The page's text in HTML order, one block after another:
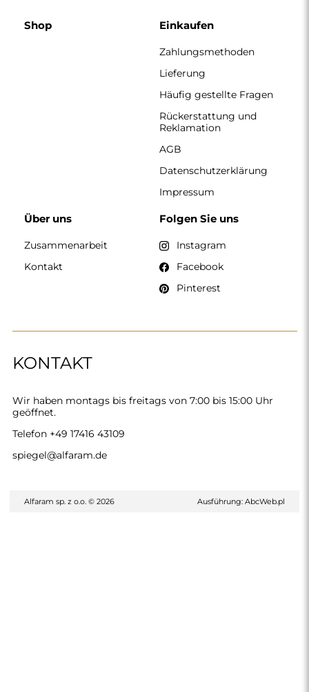
KONTAKT
Wir haben montags bis freitags von 7:00 bis 15:00 Uhr
geöffnet.
Telefon +49 17416 43109
spiegel@alfaram.de
Shop Einkaufen
Zahlungsmethoden
Lieferung
Häufig gestellte Fragen
Rückerstattung und
Reklamation
AGB
Datenschutzerklärung
Impressum
Über uns
Zusammenarbeit
Kontakt
Folgen Sie uns
Instagram
Facebook
Pinterest
Alfaram sp. z o.o. © 2026 Ausführung: AbcWeb.pl